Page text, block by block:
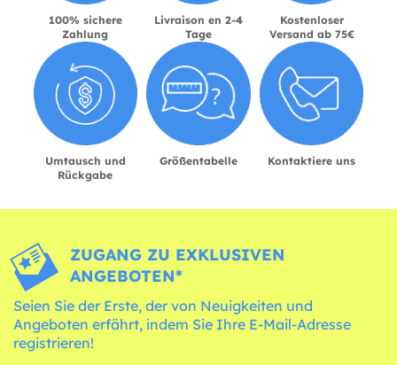
100% sichere
Zahlung
Livraison en 2-4
Tage
Kostenloser
Versand ab 75€
Umtausch und
Rückgabe
Größentabelle Kontaktiere uns
ZUGANG ZU EXKLUSIVEN
ANGEBOTEN*
Seien Sie der Erste, der von Neuigkeiten und
Angeboten erfährt, indem Sie Ihre E-Mail-Adresse
registrieren!